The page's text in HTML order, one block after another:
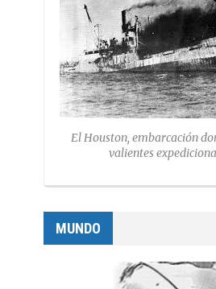
El Houston, embarcación
valientes
MUNDO